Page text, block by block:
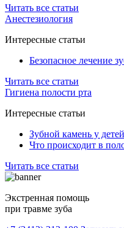
Читать все статьи
Анестезиология
Интересные статьи
Безопасное лечение
Читать все статьи
Гигиена полости рта
Интересные статьи
Зубной камень у
Что происходит в
Читать все статьи
Экстренная помощь
при травме зуба